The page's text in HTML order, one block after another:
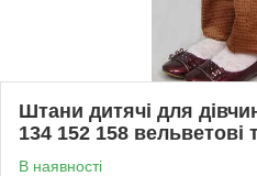
Штани дитячі для
134 152 158
В наявності